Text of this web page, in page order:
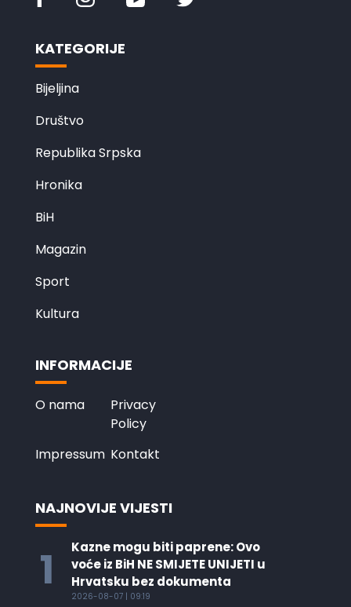
KATEGORIJE
Bijeljina
Društvo
Republika Srpska
Hronika
BiH
Magazin
Sport
Kultura
INFORMACIJE
O nama
Privacy
Policy
Impressum Kontakt
NAJNOVIJE VIJESTI
1
Kazne mogu biti paprene: Ovo
voće iz BiH NE SMIJETE UNIJETI u
Hrvatsku bez dokumenta
2026-08-07 | 09:19